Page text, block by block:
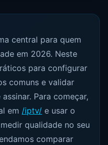
central para quem
em 2026. Neste
para configurar
comuns e validar
Para começar,
em /iptv/ e usar o
qualidade no seu
comparar